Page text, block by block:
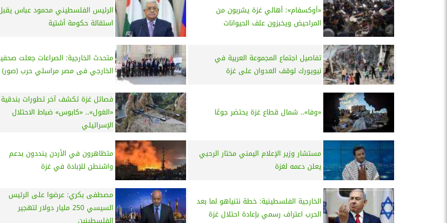
«أوكسفام»: أهالي غزة يشربون من
المراحيض ويخبزون علف الحيوانات
الرئيس الفلسطيني محمود عباس
استقالة حكومة أشتية
تفاصيل اجتماع المجموعة العربية في
نيويورك لوقف العدوان على غزة
متحدث الخارجية: الصراعات جعلت
الخارجي فى مصر مراسلي حرب (صور)
«وفا».. شمال قطاع غزة يحتضر جوعًا
فصائل غزة تكشف آخر تطورات بندقية
«الغول».. «كابوس» ضباط الاحتلال
الإسرائيلي
مستشار وزير الإعلام اليمني مختار الرحبي
يعلن دعمه لغزة
متظاهرون في الأردن ينددون بدعم
واشنطن للإبادة في غزة
الخارجية الفلسطينية: خطة نتنياهو لما بعد
الحرب اعتراف رسمي بإعادة احتلال غزة
مصطفى بكري: عرضوا على الرئيس
السيسي 250 مليار دولار لتهجير